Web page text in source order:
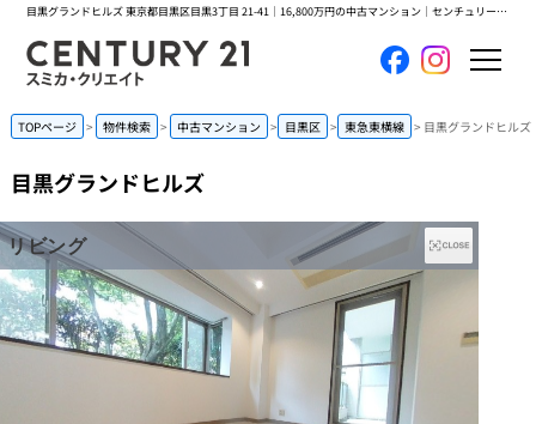
目黒グランドヒルズ 東京都目黒区目黒3丁目 21-41｜16,800万円の中古マンション｜センチュリー21スミカ・クリエイト
ホーム
当社について
売りたい
コンテンツ
TOPページ 物件検索 中古マンション 目黒区 東急東横線 目黒グランドヒルズ
目黒グランドヒルズ